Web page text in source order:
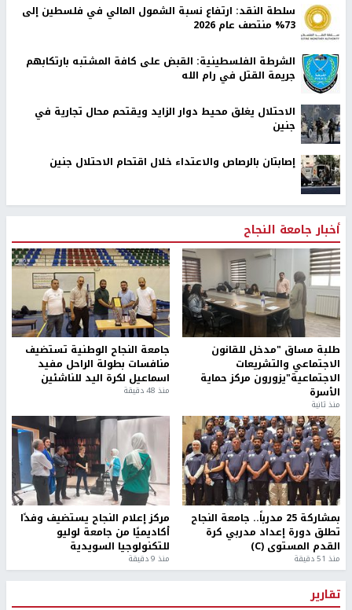
سلطة النقد: ارتفاع نسبة الشمول المالي في فلسطين إلى
73% منتصف عام 2026
الشرطة الفلسطينية: القبض على كافة المشتبه بارتكابهم
جريمة القتل في رام الله
الاحتلال يغلق محيط دوار الزايد ويقتحم محال تجارية في
جنين
إصابتان بالرصاص والاعتداء خلال اقتحام الاحتلال جنين
أخبار جامعة النجاح
طلبة مساق "مدخل للقانون
الاجتماعي والتشريعات
الاجتماعية"يزورون مركز حماية
الأسرة
منذ ثانية
جامعة النجاح الوطنية تستضيف
منافسات بطولة الراحل مفيد
اسماعيل لكرة اليد للناشئين
منذ 48 دقيقة
بمشاركة 25 مدرباً.. جامعة النجاح
تطلق دورة إعداد مدربي كرة
القدم المستوى (C)
منذ 51 دقيقة
مركز إعلام النجاح يستضيف وفدًا
أكاديميًا من جامعة لوليو
للتكنولوجيا السويدية
منذ 9 دقيقة
تقارير